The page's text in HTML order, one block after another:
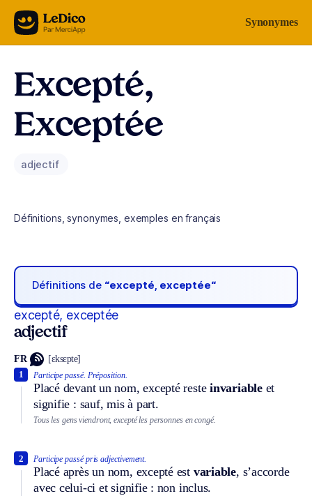
Aller au contenu Synonymes
Excepté,
Exceptée
adjectif
Définitions, synonymes, exemples en français
Définitions de “excepté, exceptée“
excepté, exceptée
adjectif
FR [ɛksɛpte]
Participe passé. Préposition.
Placé devant un nom, excepté resteinvariableet
signifie : sauf, mis à part.
1
Tous les gens viendront, excepté les personnes en congé.
Participe passé pris adjectivement.
Placé après un nom, excepté est variable, s’accorde
avec celui-ci et signifie : non inclus.
2